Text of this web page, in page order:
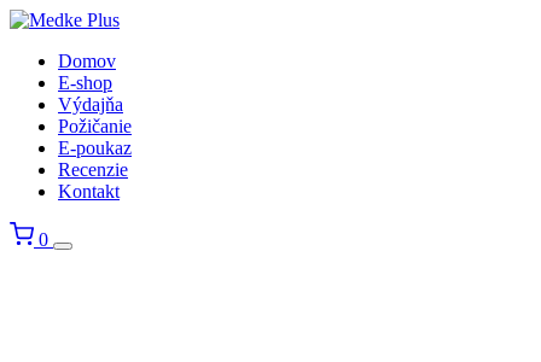
Domov
E-shop
Výdajňa
Požičanie
E-poukaz
Recenzie
Kontakt
0